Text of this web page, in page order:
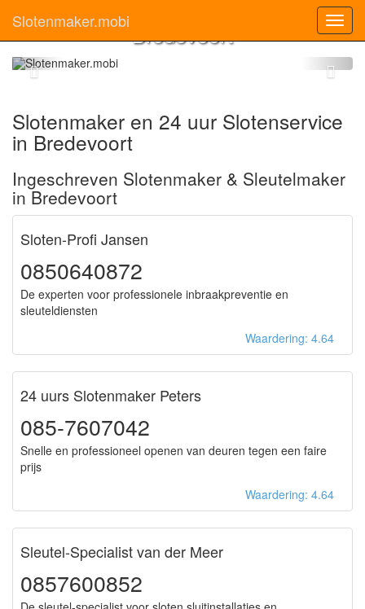
Slotenmaker.mobiSlotenmaker
Bredevoort
Slotenmaker en 24 uur Slotenservice
in Bredevoort
Ingeschreven Slotenmaker & Sleutelmaker
in Bredevoort
Sloten-Profi Jansen
0850640872
De experten voor professionele inbraakpreventie en
sleuteldiensten
Waardering: 4.64
24 uurs Slotenmaker Peters
085-7607042
Snelle en professioneel openen van deuren tegen een faire
prijs
Waardering: 4.64
Sleutel-Specialist van der Meer
0857600852